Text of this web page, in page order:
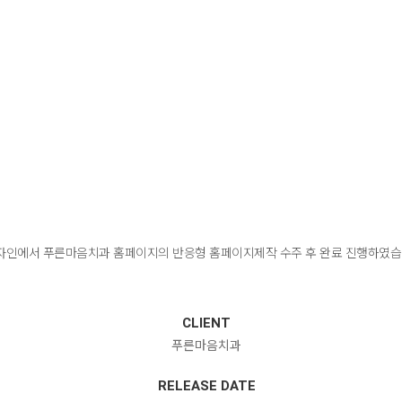
인에서 푸른마음치과 홈페이지의 반응형 홈페이지제작 수주 후 완료 진행하였
CLIENT
푸른마음치과
RELEASE DATE